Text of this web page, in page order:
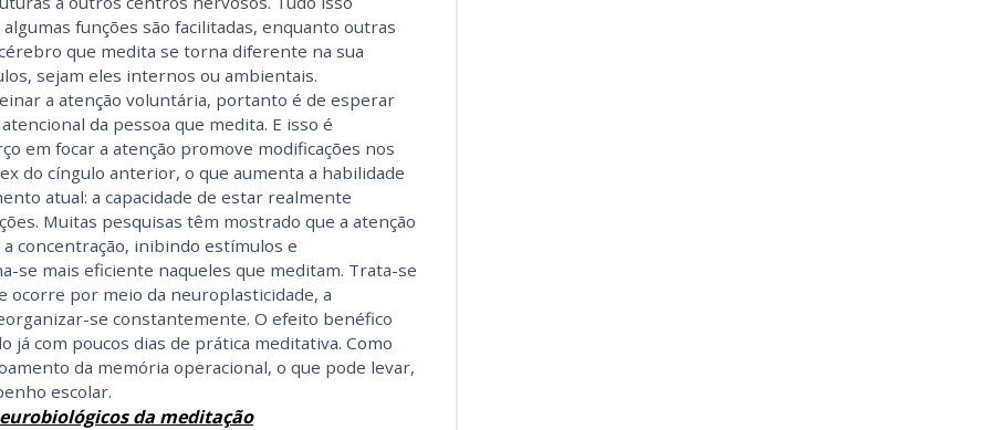
funções são facilitadas, enquanto outras
que medita se torna diferente na sua
sejam eles internos ou ambientais.
a atenção voluntária, portanto é de esperar
da pessoa que medita. E isso é
em focar a atenção promove modificações nos
do cíngulo anterior, o que aumenta a habilidade
atual: a capacidade de estar realmente
Muitas pesquisas têm mostrado que a atenção
concentração, inibindo estímulos e
se mais eficiente naqueles que meditam. Trata-se
ocorre por meio da neuroplasticidade, a
se constantemente. O efeito benéfico
já com poucos dias de prática meditativa. Como
da memória operacional, o que pode levar,
escolar.
da meditação